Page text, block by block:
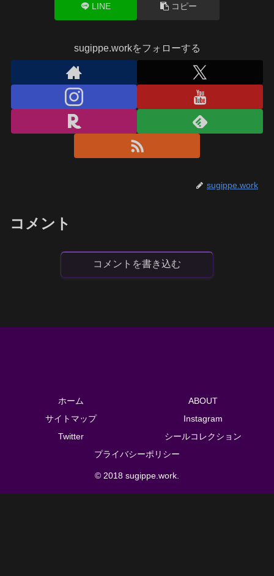
LINE コピー
sugippe.workをフォローする
sugippe.work
コメント
コメントを書き込む
ホーム
ABOUT
サイトマップ
Instagram
Twitter
シールコレクション
プライバシーポリシー
© 2018 sugippe.work.